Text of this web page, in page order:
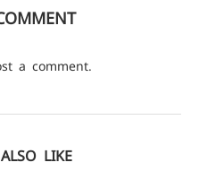
a comment.
LIKE